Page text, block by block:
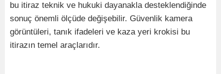
bu itiraz teknik ve hukuki dayanakla desteklendiğinde
sonuç önemli ölçüde değişebilir. Güvenlik kamera
görüntüleri, tanık ifadeleri ve kaza yeri krokisi bu
itirazın temel araçlarıdır.